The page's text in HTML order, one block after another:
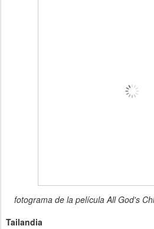
fotograma de la película All God's
Tailandia